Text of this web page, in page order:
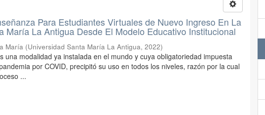
Para Estudiantes Virtuales de Nuevo Ingreso En La
María La Antigua Desde El Modelo Educativo Institucional
María (Universidad Santa María La Antigua,2022)
una modalidad ya instalada en el mundo y cuya obligatoriedad impuesta
por COVID, precipitó su uso en todos los niveles, razón por la cual
...